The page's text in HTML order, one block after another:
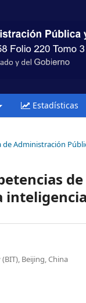
Estadísticas
de Administración
Beijing, China